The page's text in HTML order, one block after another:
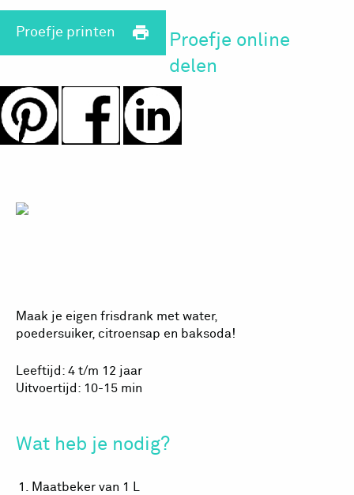
Maak je eigen frisdrank met water,
poedersuiker, citroensap en baksoda!
Leeftijd: 4 t/m 12 jaar
Uitvoertijd: 10-15 min
Wat heb je nodig?
Maatbeker van 1 L
Proefje printen print
Proefje online
delen